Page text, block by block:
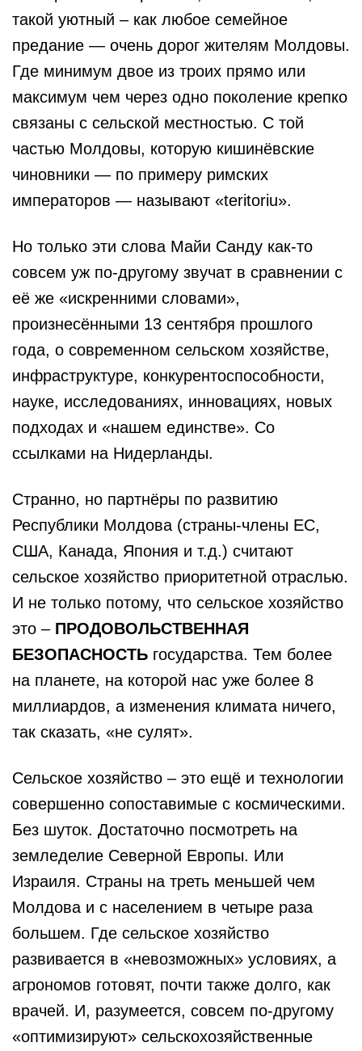
такой уютный – как любое семейное
предание — очень дорог жителям Молдовы.
Где минимум двое из троих прямо или
максимум чем через одно поколение крепко
связаны с сельской местностью. С той
частью Молдовы, которую кишинёвские
чиновники — по примеру римских
императоров — называют «teritoriu».
Но только эти слова Майи Санду как-то
совсем уж по-другому звучат в сравнении с
её же «искренними словами»,
произнесёнными 13 сентября прошлого
года, о современном сельском хозяйстве,
инфраструктуре, конкурентоспособности,
науке, исследованиях, инновациях, новых
подходах и «нашем единстве». Со
ссылками на Нидерланды.
Странно, но партнёры по развитию
Республики Молдова (страны-члены ЕС,
США, Канада, Япония и т.д.) считают
сельское хозяйство приоритетной отраслью.
И не только потому, что сельское хозяйство
это – ПРОДОВОЛЬСТВЕННАЯ
БЕЗОПАСНОСТЬ государства. Тем более
на планете, на которой нас уже более 8
миллиардов, а изменения климата ничего,
так сказать, «не сулят».
Сельское хозяйство – это ещё и технологии
совершенно сопоставимые с космическими.
Без шуток. Достаточно посмотреть на
земледелие Северной Европы. Или
Израиля. Страны на треть меньшей чем
Молдова и с населением в четыре раза
большем. Где сельское хозяйство
развивается в «невозможных» условиях, а
агрономов готовят, почти также долго, как
врачей. И, разумеется, совсем по-другому
«оптимизируют» сельскохозяйственные